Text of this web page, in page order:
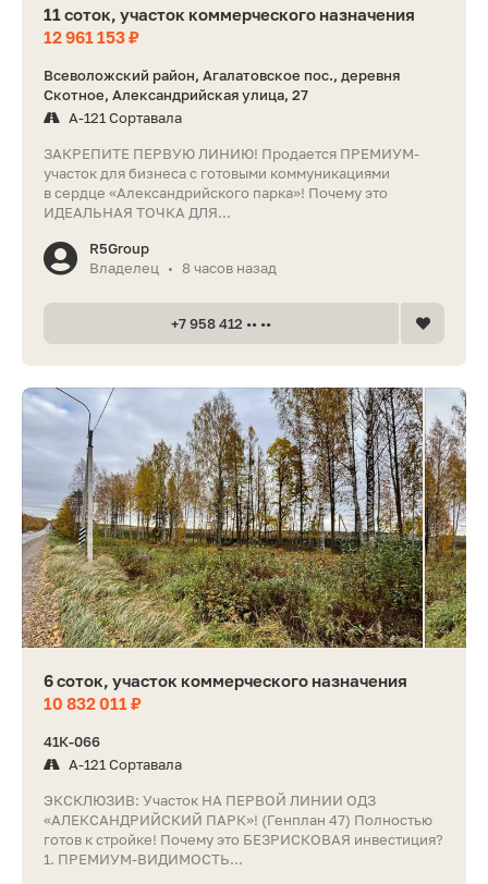
11 соток, участок коммерческого назначения
12 961 153 ₽
Всеволожский район, Агалатовское пос., деревня
Скотное, Александрийская улица, 27
А-121 Сортавала
ЗАКРЕПИТЕ ПЕРВУЮ ЛИНИЮ! Продается ПРЕМИУМ-
участок для бизнеса с готовыми коммуникациями
в сердце «Александрийского парка»! Почему это
ИДЕАЛЬНАЯ ТОЧКА ДЛЯ...
R5Group
Владелец
• 8 часов назад
+7 958 412 •• ••
6 соток, участок коммерческого назначения
10 832 011 ₽
41К-066
А-121 Сортавала
ЭКСКЛЮЗИВ: Участок НА ПЕРВОЙ ЛИНИИ ОДЗ
«АЛЕКСАНДРИЙСКИЙ ПАРК»! (Генплан 47) Полностью
готов к стройке! Почему это БЕЗРИСКОВАЯ инвестиция?
1. ПРЕМИУМ-ВИДИМОСТЬ...